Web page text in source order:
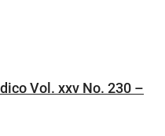
Vol. xxv No. 230 –